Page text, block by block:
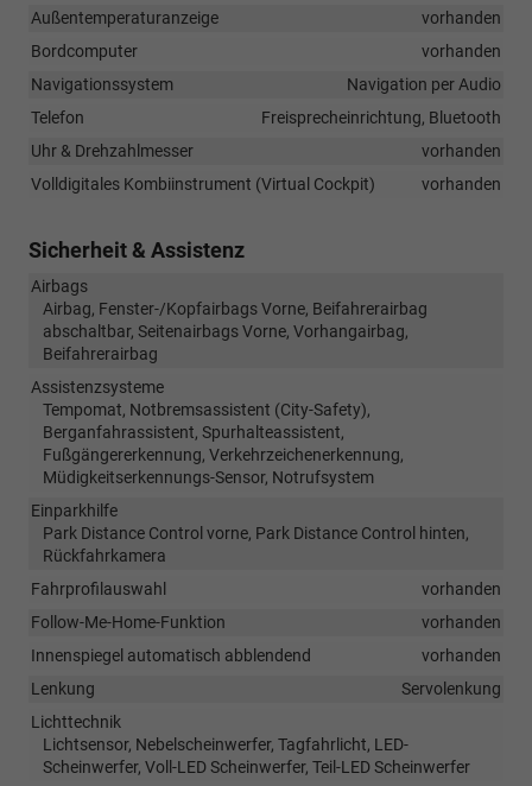
Außentemperaturanzeige
vorhanden
Bordcomputer
vorhanden
Navigationssystem
Navigation per Audio
Telefon
Freisprecheinrichtung, Bluetooth
Uhr & Drehzahlmesser
vorhanden
Volldigitales Kombiinstrument (Virtual Cockpit)
vorhanden
Sicherheit & Assistenz
Airbags
Airbag, Fenster-/Kopfairbags Vorne, Beifahrerairbag
abschaltbar, Seitenairbags Vorne, Vorhangairbag,
Beifahrerairbag
Assistenzsysteme
Tempomat, Notbremsassistent (City-Safety),
Berganfahrassistent, Spurhalteassistent,
Fußgängererkennung, Verkehrzeichenerkennung,
Müdigkeitserkennungs-Sensor, Notrufsystem
Einparkhilfe
Park Distance Control vorne, Park Distance Control hinten,
Rückfahrkamera
Fahrprofilauswahl
vorhanden
Follow-Me-Home-Funktion
vorhanden
Innenspiegel automatisch abblendend
vorhanden
Lenkung
Servolenkung
Lichttechnik
Lichtsensor, Nebelscheinwerfer, Tagfahrlicht, LED-
Scheinwerfer, Voll-LED Scheinwerfer, Teil-LED Scheinwerfer